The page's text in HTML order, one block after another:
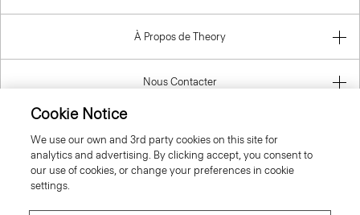
À Propos de Theory
Nous Contacter
Cookie Notice
We use our own and 3rd party cookies on this site for
analytics and advertising. By clicking accept, you consent to
our use of cookies, or change your preferences in cookie
settings.